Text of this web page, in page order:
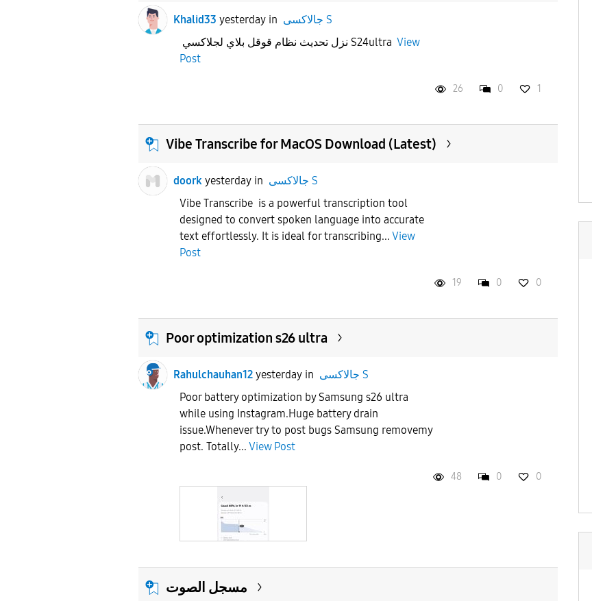
Khalid33 yesterday in
جالاكسى S
نزل تحديث نظام قوقل بلاي لجلاكسي S24ultra View
Post
26 0 1
Vibe Transcribe for MacOS Download (Latest)
doork yesterday in
جالاكسى S
Vibe Transcribe is a powerful transcription tool
designed to convert spoken language into accurate
text effortlessly. It is ideal for transcribing... View
Post
19 0 0
Poor optimization s26 ultra
Rahulchauhan12 yesterday in
جالاكسى S
Poor battery optimization by Samsung s26 ultra
while using Instagram.Huge battery drain
issue.Whenever try to post bugs Samsung removemy
post. Totally... View Post
48 0 0
مسجل الصوت